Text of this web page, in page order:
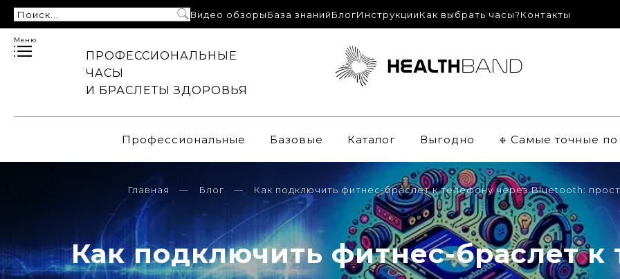
Видео обзорыБаза знанийБлогИнструкцииКак выбрать часы?Контакты
Меню
ПРОФЕССИОНАЛЬНЫЕ
ЧАСЫ
И БРАСЛЕТЫ ЗДОРОВЬЯ
Профессиональные Базовые Каталог Выгодно 𖦏 Самые точные
Главная Блог Как подключить фитнес-браслет к телефону через Bluetooth:
Как подключить фитнес-браслет к